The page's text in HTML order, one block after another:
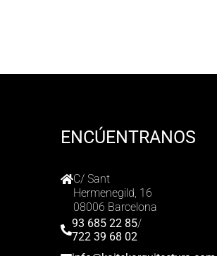
ENCÚENTRANOS
C/ Sant
Hermenegild, 16
08006 Barcelona
93 685 22 85/
722 39 68 02